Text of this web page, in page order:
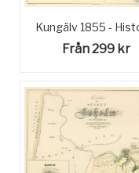
Från 299 kr